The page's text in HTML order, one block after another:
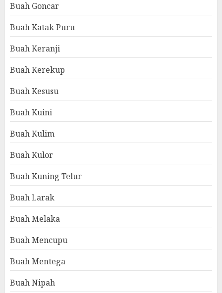
Buah Goncar
Buah Katak Puru
Buah Keranji
Buah Kerekup
Buah Kesusu
Buah Kuini
Buah Kulim
Buah Kulor
Buah Kuning Telur
Buah Larak
Buah Melaka
Buah Mencupu
Buah Mentega
Buah Nipah